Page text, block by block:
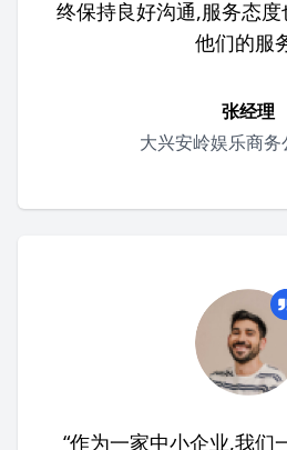
终保持良好沟通,服务态
他们的服
张经理
大兴安岭娱乐商务
“作为一家中小企业,我们